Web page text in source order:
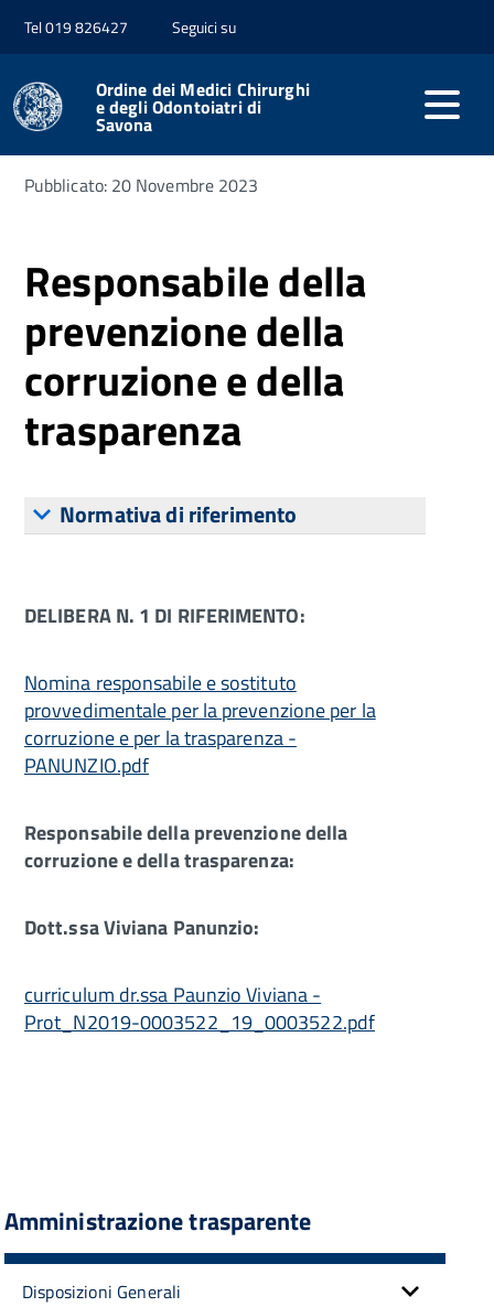
Tel 019 826427 Seguici su
Ordine dei Medici Chirurghi
e degli Odontoiatri di
Savona
Home Amministrazione trasparente
Pubblicato: 20 Novembre 2023
Responsabile della
prevenzione della
corruzione e della
trasparenza
Normativa di riferimento
DELIBERA N. 1 DI RIFERIMENTO:
Nomina responsabile e sostituto
provvedimentale per la prevenzione per la
corruzione e per la trasparenza -
PANUNZIO.pdf
Responsabile della prevenzione della
corruzione e della trasparenza:
Dott.ssa Viviana Panunzio:
curriculum dr.ssa Paunzio Viviana -
Prot_N2019-0003522_19_0003522.pdf
Amministrazione trasparente
Disposizioni Generali